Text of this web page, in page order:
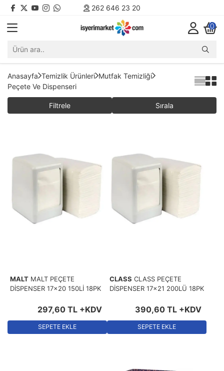
262 646 23 20
0
Anasayfa Temizlik Ürünleri Mutfak Temizliği
Peçete Ve Dispenseri
Filtrele Sırala
MALT MALT PEÇETE
DİSPENSER 17x20 150Lİ 18PK
297,60 TL +KDV
SEPETE EKLE
CLASS CLASS PEÇETE
DİSPENSER 17x21 200LÜ 18PK
390,60 TL +KDV
SEPETE EKLE